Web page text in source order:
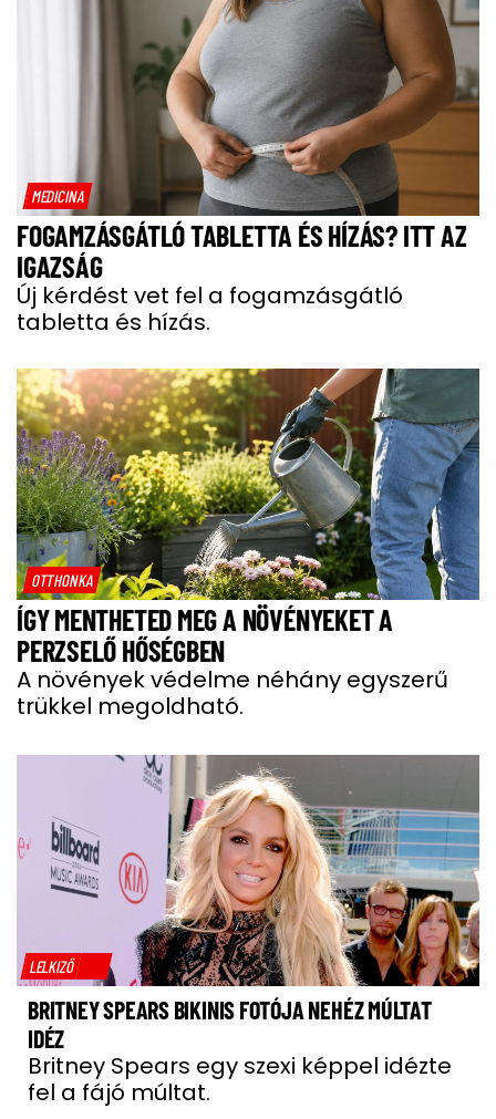
MEDICINA
FOGAMZÁSGÁTLÓ TABLETTA ÉS HÍZÁS? ITT AZ
IGAZSÁG
Új kérdést vet fel a fogamzásgátló
tabletta és hízás.
OTTHONKA
ÍGY MENTHETED MEG A NÖVÉNYEKET A
PERZSELŐ HŐSÉGBEN
A növények védelme néhány egyszerű
trükkel megoldható.
LELKIZŐ
BRITNEY SPEARS BIKINIS FOTÓJA NEHÉZ MÚLTAT
IDÉZ
Britney Spears egy szexi képpel idézte
fel a fájó múltat.